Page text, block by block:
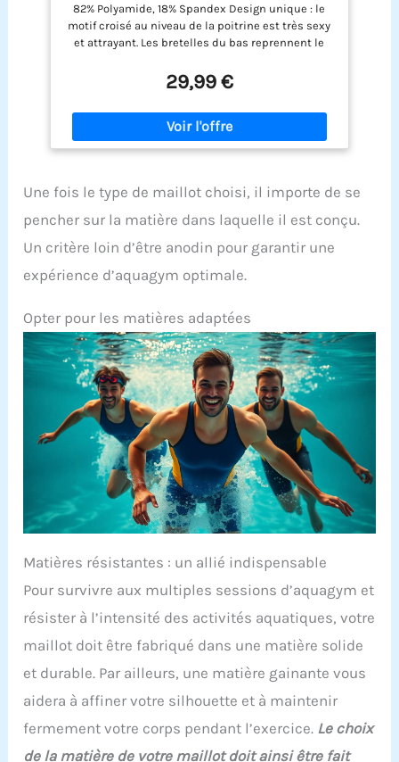
femme vous assure un look élégant et assuré. Un
indispensable de votre collection de maillots de
bain femme pour toutes les occasions estivales.
82% Polyamide, 18% Spandex Design unique : le
motif croisé au niveau de la poitrine est très sexy
et attrayant. Les bretelles du bas reprennent le
de vitalité sans crainte qu'il ne soit usé. Les larges
bretelles de ce maillot de bain bikini offrent un
grand soutien à votre poitrine et à votre dos. le
slip de bain bikini à taille haute a un effet
amincissant sur le ventre, ce qui aide à couvrir
mer, piscine, sport. Quel que soit le moment, la
saison ou l'occasion où vous voulez le porter, il
montrera votre charmante silhouette sans
réserve.
29,99 €
Une fois le type de maillot choisi, il importe de se
pencher sur la matière dans laquelle il est conçu.
Un critère loin d’être anodin pour garantir une
expérience d’aquagym optimale.
Opter pour les matières adaptées
Matières résistantes : un allié indispensable
Pour survivre aux multiples sessions d’aquagym et
résister à l’intensité des activités aquatiques, votre
maillot doit être fabriqué dans une matière solide
et durable. Par ailleurs, une matière gainante vous
aidera à affiner votre silhouette et à maintenir
fermement votre corps pendant l’exercice. Le choix
de la matière de votre maillot doit ainsi être fait